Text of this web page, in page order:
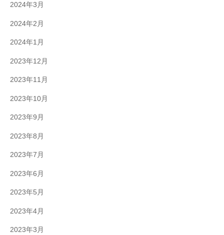
2024年3月
2024年2月
2024年1月
2023年12月
2023年11月
2023年10月
2023年9月
2023年8月
2023年7月
2023年6月
2023年5月
2023年4月
2023年3月